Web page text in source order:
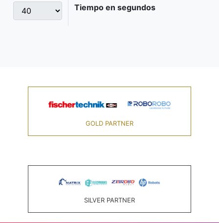
Tiempo en segundos
GOLD PARTNER
SILVER PARTNER